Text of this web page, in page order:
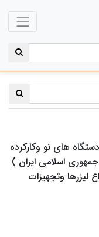
های نو وکارکرده
اسلامی ایران )
لیزرها وتجهیزات